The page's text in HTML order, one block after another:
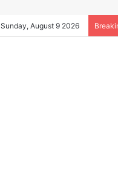
Sunday, August 9 2026